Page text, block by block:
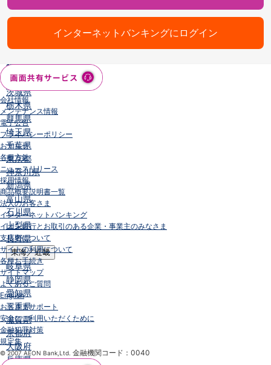
岩手県
宮城県
山形県
福島県
関東／北陸・甲信越
茨城県
栃木県
群馬県
埼玉県
千葉県
東京都
神奈川県
新潟県
富山県
石川県
山梨県
長野県
東海／近畿
岐阜県
静岡県
愛知県
三重県
滋賀県
京都府
大阪府
兵庫県
インターネットバンキングにログイン
会社情報
メンテナンス情報
電子公告
プライバシーポリシー
お知らせ
各種方針
ニュースリリース
採用情報
商品概要説明書一覧
法人のお客さま
インターネットバンキング
イオン銀行とお取引のある企業・事業主のみなさま
支店名について
サイトの利用について
各種お手続き
サイトマップ
よくあるご質問
English
お客さまサポート
安全にご利用いただくために
金融犯罪対策
規定集
© 2007 AEON Bank,Ltd. 金融機関コード：0040